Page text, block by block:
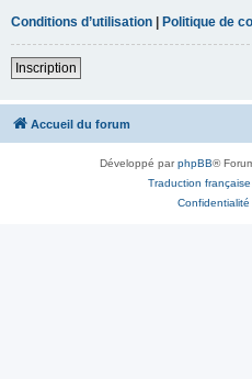
Conditions d’utilisation | Politique de
Inscription
Accueil du forum
Développé parphpBB®
Traduction
Confidentialité